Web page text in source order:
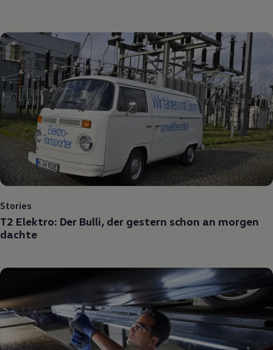
Stories
T2 Elektro: Der Bulli, der gestern schon an morgen
dachte